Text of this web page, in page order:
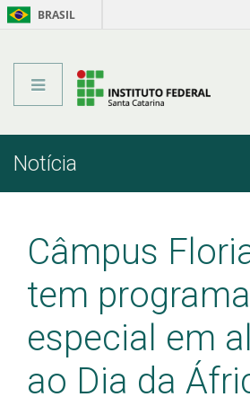
BRASIL
NotíciaInício
Câmpus
tem
especial em
ao Dia da